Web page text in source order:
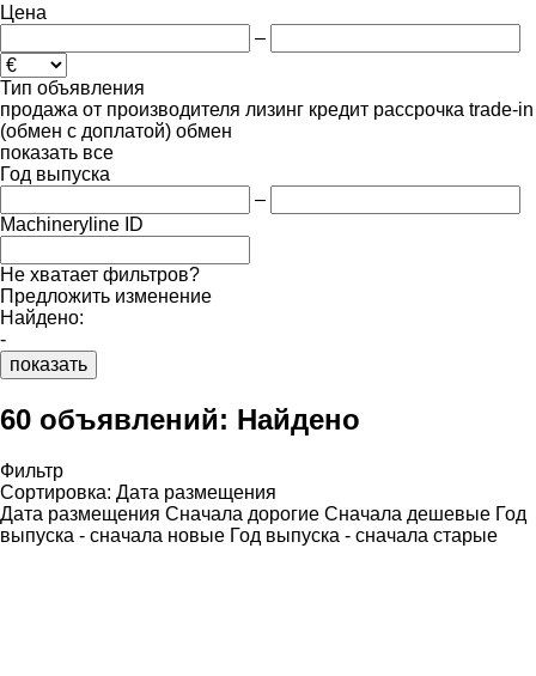
Цена
–
Тип объявления
продажа от производителя лизинг кредит рассрочка trade-in
(обмен с доплатой) обмен
показать все
Год выпуска
–
Machineryline ID
Не хватает фильтров?
Предложить изменение
Найдено:
-
показать
60 объявлений: Найдено
Фильтр
Сортировка: Дата размещения
Дата размещения Сначала дорогие Сначала дешевые Год
выпуска - сначала новые Год выпуска - сначала старые